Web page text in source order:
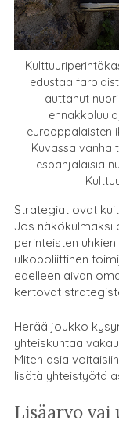
edustaa
auttanut
eurooppalaisten
Kuvassa vanha
espanjalaisia
Strategiat ovat
Jos näkökulmaksi
perinteisten
ulkopoliittinen
edelleen aivan
kertovat
Herää joukko
yhteiskuntaa
Miten asia
lisätä yhteistyötä
Lisäarvo vai